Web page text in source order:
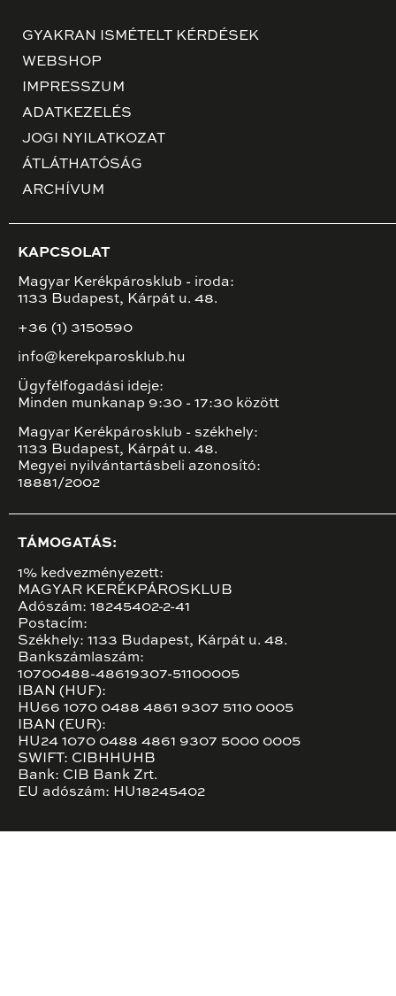
GYAKRAN ISMÉTELT KÉRDÉSEK
WEBSHOP
IMPRESSZUM
ADATKEZELÉS
JOGI NYILATKOZAT
ÁTLÁTHATÓSÁG
ARCHÍVUM
KAPCSOLAT
Magyar Kerékpárosklub - iroda:
1133 Budapest, Kárpát u. 48.
+36 (1) 3150590
info@kerekparosklub.hu
Ügyfélfogadási ideje:
Minden munkanap 9:30 - 17:30 között
Magyar Kerékpárosklub - székhely:
1133 Budapest, Kárpát u. 48.
Megyei nyilvántartásbeli azonosító:
18881/2002
TÁMOGATÁS:
1% kedvezményezett:
MAGYAR KERÉKPÁROSKLUB
Adószám: 18245402-2-41
Postacím:
Székhely: 1133 Budapest, Kárpát u. 48.
Bankszámlaszám:
10700488-48619307-51100005
IBAN (HUF):
HU66 1070 0488 4861 9307 5110 0005
IBAN (EUR):
HU24 1070 0488 4861 9307 5000 0005
SWIFT: CIBHHUHB
Bank: CIB Bank Zrt.
EU adószám: HU18245402